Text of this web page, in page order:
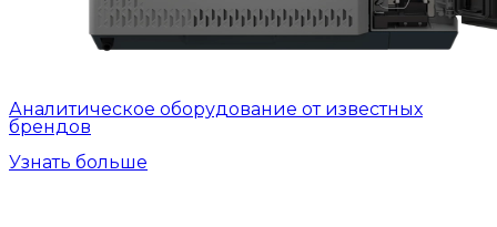
Аналитическое оборудование от известных
брендов
Узнать больше